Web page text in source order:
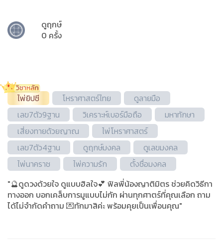
ดูฤกษ์
0 ครั้ง
ไพ่ยิปซี โหราศาสตร์ไทย
ดูลายมือ
เลข7ตัว9ฐาน
วิเคราะห์เบอร์มือถือ
มหาทักษา
เสี่ยงทายด้วยญาณ
ไพ่โหราศาสตร์
เลข7ตัว4ฐาน
ดูฤกษ์มงคล
ดูเลขมงคล
ไพ่นาคราช
ไพ่ความรัก
ตั้งชื่อมงคล
"🔮ดูดวงด้วยใจ ดูแบบฮิลใจ💕 ฟิลพี่น้องญาติมิตร ช่วยคิดวิธีกา
ทางออก บอกเคล็บการมูแบบไม่กัก ผ่านทุกศาตร์ที่คุณเลือก ถาม
ได้ไม่จำกัดคำถาม 💌ทักมาสิค่ะ พร้อมคุยเป็นเพื่อนคุณ"